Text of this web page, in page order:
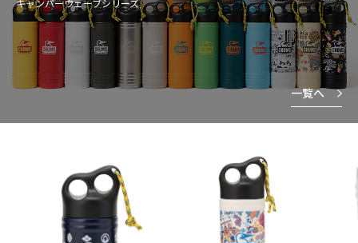
キャンパーウェーブシリーズ
一覧へ